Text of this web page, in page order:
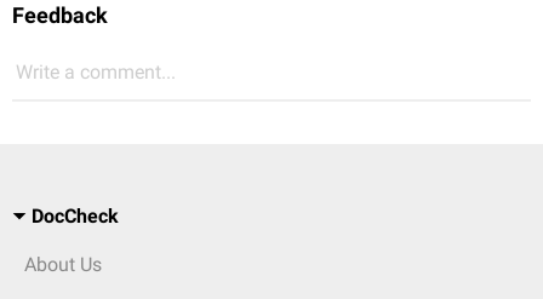
Feedback
Write a comment...
DocCheck
About Us